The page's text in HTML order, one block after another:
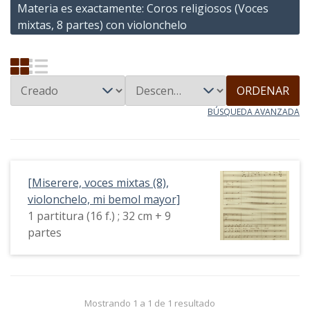
Materia es exactamente Coros religiosos (Voces
mixtas, 8 partes) con violonchelo
ORDENAR
BÚSQUEDA AVANZADA
[Miserere, voces mixtas (8),
violonchelo, mi bemol mayor]
1 partitura (16 f.) ; 32 cm + 9
partes
Mostrando 1 a 1 de 1 resultado